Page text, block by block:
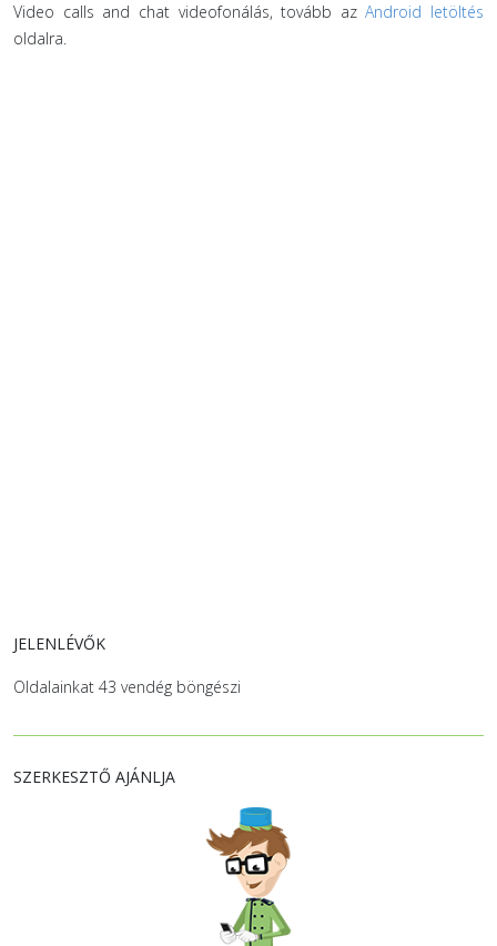
Video calls and chat videofonálás, tovább azAndroid letöltés
oldalra.
JELENLÉVŐK
Oldalainkat 43 vendég böngészi
SZERKESZTŐ AJÁNLJA